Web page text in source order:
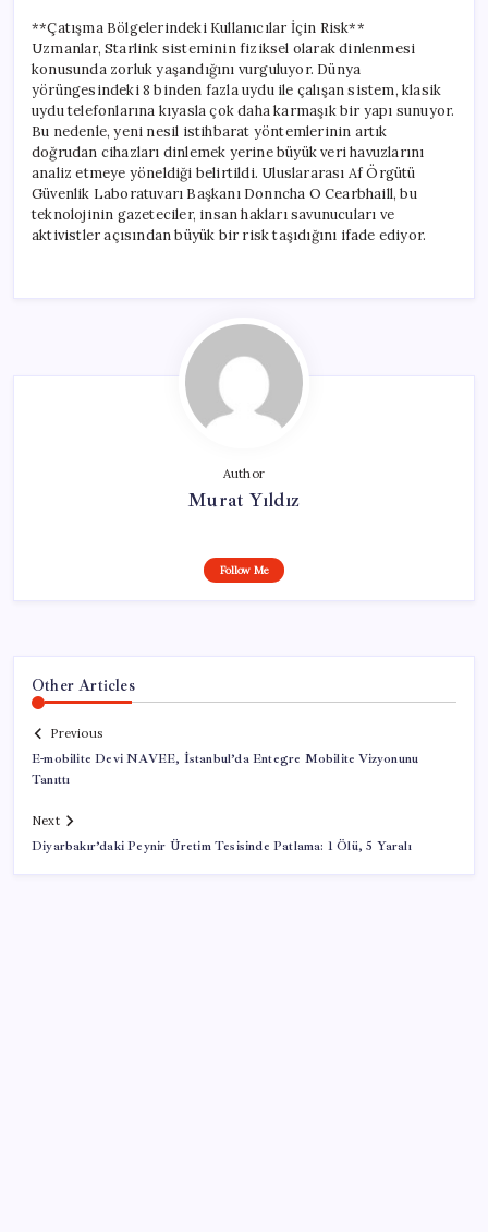
**Çatışma Bölgelerindeki Kullanıcılar İçin Risk**
Uzmanlar, Starlink sisteminin fiziksel olarak dinlenmesi
konusunda zorluk yaşandığını vurguluyor. Dünya
yörüngesindeki 8 binden fazla uydu ile çalışan sistem, klasik
uydu telefonlarına kıyasla çok daha karmaşık bir yapı sunuyor.
Bu nedenle, yeni nesil istihbarat yöntemlerinin artık
doğrudan cihazları dinlemek yerine büyük veri havuzlarını
analiz etmeye yöneldiği belirtildi. Uluslararası Af Örgütü
Güvenlik Laboratuvarı Başkanı Donncha O Cearbhaill, bu
teknolojinin gazeteciler, insan hakları savunucuları ve
aktivistler açısından büyük bir risk taşıdığını ifade ediyor.
Author
Murat Yıldız
Follow Me
Other Articles
Previous
E-mobilite Devi NAVEE, İstanbul’da Entegre Mobilite Vizyonunu
Tanıttı
Next
Diyarbakır’daki Peynir Üretim Tesisinde Patlama: 1 Ölü, 5 Yaralı